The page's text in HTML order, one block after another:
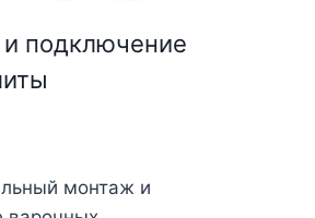
и подключение
монтаж и